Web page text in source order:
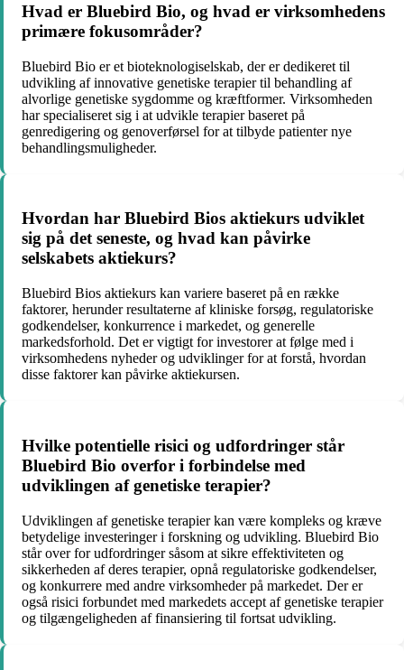
Hvad er Bluebird Bio, og hvad er virksomhedens
primære fokusområder?
Bluebird Bio er et bioteknologiselskab, der er dedikeret til
udvikling af innovative genetiske terapier til behandling af
alvorlige genetiske sygdomme og kræftformer. Virksomheden
har specialiseret sig i at udvikle terapier baseret på
genredigering og genoverførsel for at tilbyde patienter nye
behandlingsmuligheder.
Hvordan har Bluebird Bios aktiekurs udviklet
sig på det seneste, og hvad kan påvirke
selskabets aktiekurs?
Bluebird Bios aktiekurs kan variere baseret på en række
faktorer, herunder resultaterne af kliniske forsøg, regulatoriske
godkendelser, konkurrence i markedet, og generelle
markedsforhold. Det er vigtigt for investorer at følge med i
virksomhedens nyheder og udviklinger for at forstå, hvordan
disse faktorer kan påvirke aktiekursen.
Hvilke potentielle risici og udfordringer står
Bluebird Bio overfor i forbindelse med
udviklingen af genetiske terapier?
Udviklingen af genetiske terapier kan være kompleks og kræve
betydelige investeringer i forskning og udvikling. Bluebird Bio
står over for udfordringer såsom at sikre effektiviteten og
sikkerheden af deres terapier, opnå regulatoriske godkendelser,
og konkurrere med andre virksomheder på markedet. Der er
også risici forbundet med markedets accept af genetiske terapier
og tilgængeligheden af finansiering til fortsat udvikling.